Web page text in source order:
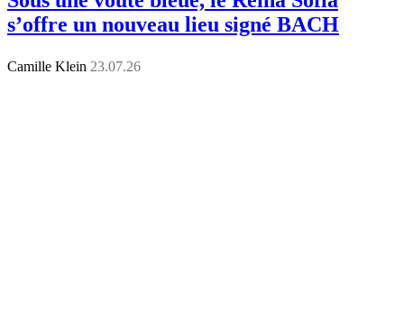
s’offre un nouveau lieu signé BACH
Camille Klein 23.07.26